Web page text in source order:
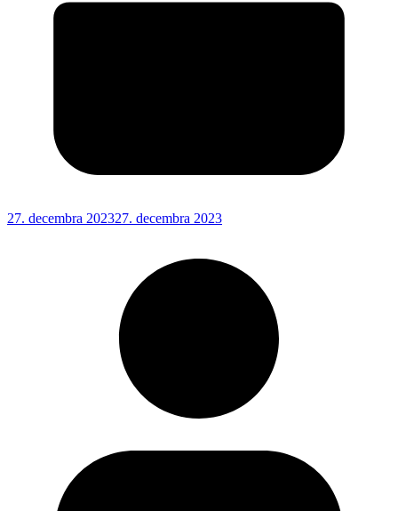
27. decembra 202327. decembra 2023